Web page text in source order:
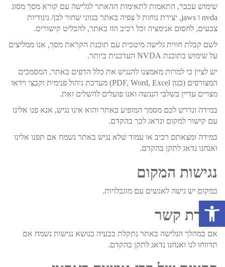
פתח סרגל נגישות
שימוש עכבר, התאמות לתאימות ההאתר לגלישה עם קורא מסך מסוג
nvda ו jaws, יצירת נוחות ל צפיה באתר בגווני שחור לבן/ ניגודיות
צבעים, לחסום אנימציה וכל רכיב הזז באתר, להבליט קישורים.
לשם קבלת חווית גלישה מיטבית עם תוכנת הקראת מסך, אנו ממליצים
על שימוש בתוכנת NVDA העדכנית ביותר.
יש לציין כי למרות מאמצנו להנגיש את כלל הדפים באתר, המסמכים
המצורפים (כגון PDF, Word, Excel) מערכת ניהול פנימית וקבצי וידאו
מצויים עדיין בשלבי הנגשה ואנו פועלים להשלים זאת.
במידה ונדרש לכם מסמך המופיע באתר והוא אינו נגיש, אנא פנו אלינו
עם קישור למקום ונדאג לכך בהקדם.
במידה ומצאתם רכיב או עמוד שלא נגיש באתר נשמח אם תפנו אלינו
ואנחנו נדאג לתקן בהקדם.
נגישות המקום
במקום יש גישה לאנשים עם מוגבלויות.
יצירת קשר
אם במהלך הגלישה באתר נתקלת בבעיה בנושא נגישות נשמח אם
תדווחו לנו ואנחנו נדאג לתקן בהקדם.